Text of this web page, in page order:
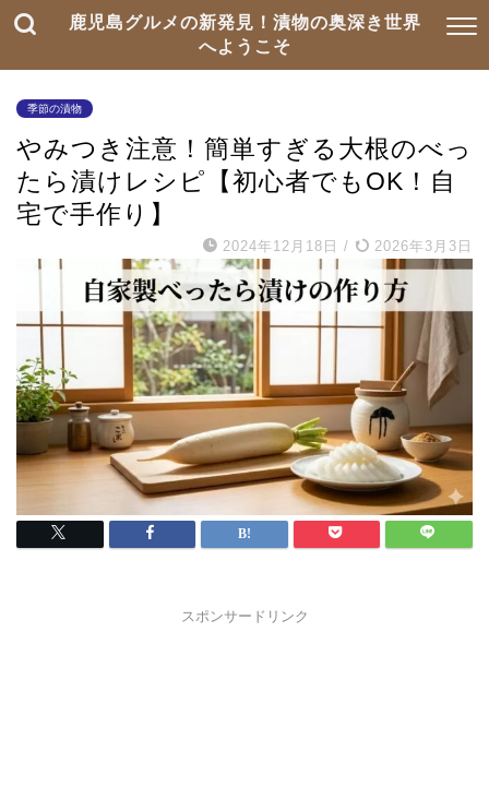
鹿児島グルメの新発見！漬物の奥深き世界
へようこそ
季節の漬物
やみつき注意！簡単すぎる大根のべっ
たら漬けレシピ【初心者でもOK！自
宅で手作り】
2024年12月18日 / 2026年3月3日
スポンサードリンク